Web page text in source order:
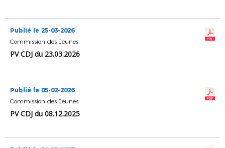
Publié le 25-03-2026
Commission des Jeunes
PV CDJ du 23.03.2026
Publié le 05-02-2026
Commission des Jeunes
PV CDJ du 08.12.2025